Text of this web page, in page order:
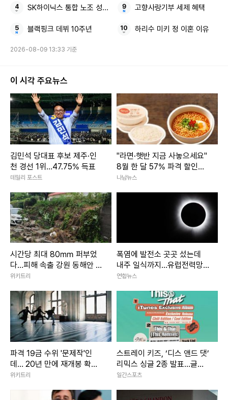
SK하이닉스 통합 노조 성과급
블랙핑크 데뷔 10주년
고향사랑기부 세제 혜택
하리수 미키 정 이혼 이유
2026-08-09 13:33 기준
이 시각 주요뉴스
김민석 당대표 후보 제주·인
천 경선 1위…47.75% 득표
데일리 포스트
"라면·햇반 지금 사놓으세요"
8월 한 달 57% 파격 할인행
사 3800개 품목 마트
나남뉴스
시간당 최대 80㎜ 퍼부었
다…피해 속출 강원 동해안 폭
우 상황
위키트리
폭염에 발전소 곳곳 섰는데
내주 일식까지…유럽전력망
'긴장'
연합뉴스
파격 19금 수위 '문제작'인
데… 20년 만에 재개봉 확정
된 영화
위키트리
스트레이 키즈, ‘디스 앤드 댓’
리믹스 싱글 2종 발표…글로
벌 열기 잇는다
일간스포츠